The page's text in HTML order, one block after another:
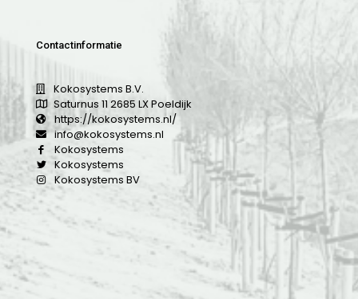
Contactinformatie
Kokosystems B.V.
Saturnus 11 2685 LX Poeldijk
https://kokosystems.nl/
info@kokosystems.nl
Kokosystems
Kokosystems
Kokosystems BV